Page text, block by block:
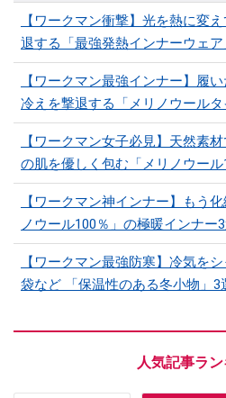
【ワークマン衝撃】光を熱に変
退する「最強発熱インナーウェア
【ワークマン最強インナー】履
冷えを撃退する「メリノウール
【ワークマン女子必見】天然素
の肌を優しく包む「メリノウー
【ワークマン神インナー】もう
ノウール100％」の極暖インナー
【ワークマン最強防寒】冷気を
袋など 「保温性のある冬小物」3